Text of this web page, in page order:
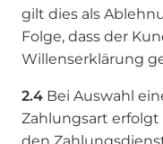
gilt dies als
Folge, dass der
Willenserklärung
2.4 Bei Auswahl
Zahlungsart
den